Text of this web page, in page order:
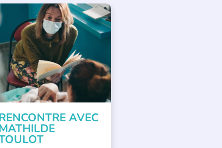
RENCONTRE AVEC...
AVEC